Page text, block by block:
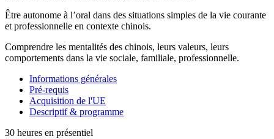
Être autonome à l’oral dans des situations simples de la vie courante
et professionnelle en contexte chinois.
Comprendre les mentalités des chinois, leurs valeurs, leurs
comportements dans la vie sociale, familiale, professionnelle.
Informations générales
Pré-requis
Acquisition de l'UE
Descriptif & programme
30 heures en présentiel